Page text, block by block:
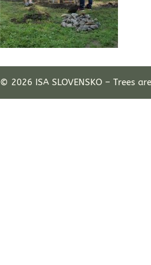
© 2026 ISA SLOVENSKO – Trees